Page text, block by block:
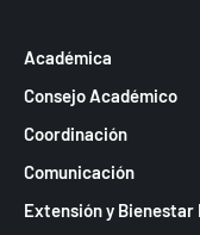
Académica
Consejo Académico
Coordinación
Comunicación
Extensión y